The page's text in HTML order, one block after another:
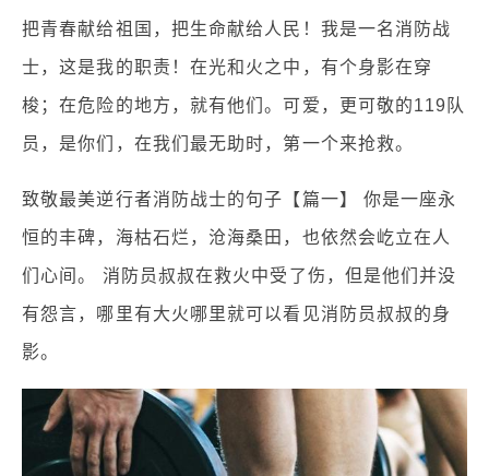
把青春献给祖国，把生命献给人民！我是一名消防战
士，这是我的职责！在光和火之中，有个身影在穿
梭；在危险的地方，就有他们。可爱，更可敬的119队
员，是你们，在我们最无助时，第一个来抢救。
致敬最美逆行者消防战士的句子【篇一】 你是一座永
恒的丰碑，海枯石烂，沧海桑田，也依然会屹立在人
们心间。 消防员叔叔在救火中受了伤，但是他们并没
有怨言，哪里有大火哪里就可以看见消防员叔叔的身
影。